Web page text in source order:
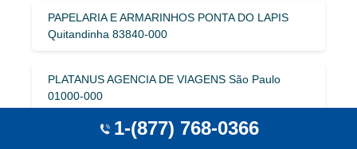
PAPELARIA E ARMARINHOS PONTA DO LAPIS
Quitandinha 83840-000
PLATANUS AGENCIA DE VIAGENS São Paulo
01000-000
VIBLESS São Paulo 01000-000
1-(877) 768-0366